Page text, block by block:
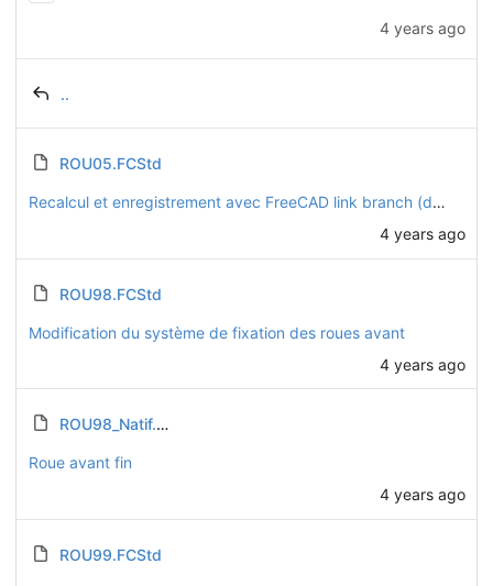
4 years ago
..
ROU05.FCStd
Recalcul et enregistrement avec FreeCAD link branch (daily 20221128)
4 years ago
ROU98.FCStd
Modification du système de fixation des roues avant
4 years ago
ROU98_Natif.FCStd
Roue avant fin
4 years ago
ROU99.FCStd